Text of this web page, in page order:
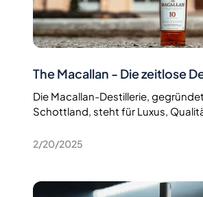
The Macallan - Die zeitlose
Die Macallan-Destillerie,
Schottland, steht für Luxus,
Herstellungsprozess, die exklusive
Sherryfässern und ihr
der Welt. In diesem Artikel werden
2/20/2025